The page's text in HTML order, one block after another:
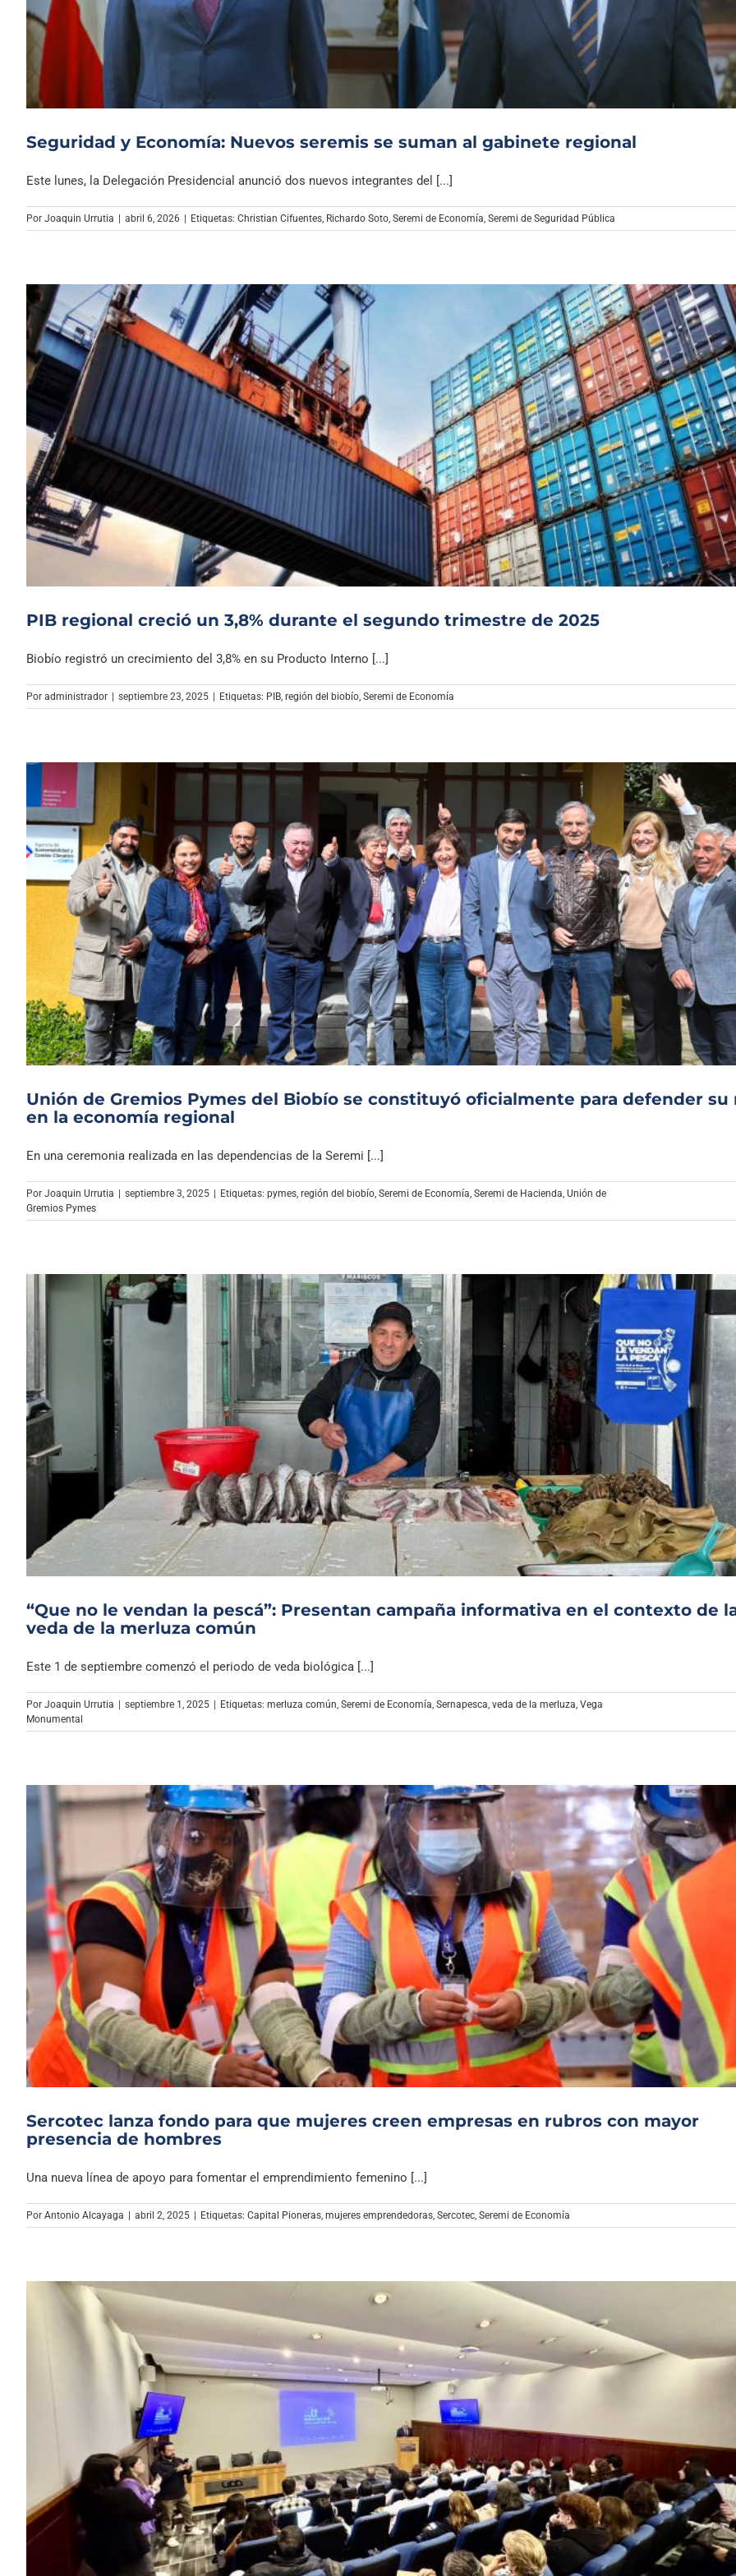
Archivo Sonoro
Seguridad y Economía: Nuevos seremis se suman al gabinete regional
Este lunes, la Delegación Presidencial anunció dos nuevos integrantes del [...]
Por Joaquin Urrutia abril 6, 2026 Etiquetas: Christian Cifuentes, Richardo Soto, Seremi de Economía, Seremi de Seguridad Pública
PIB regional creció un 3,8% durante el segundo trimestre de 2025
Biobío registró un crecimiento del 3,8% en su Producto Interno [...]
Por administrador septiembre 23, 2025 Etiquetas: PIB, región del biobío, Seremi de Economía
Unión de Gremios Pymes del Biobío se constituyó oficialmente para defender su
en la economía regional
En una ceremonia realizada en las dependencias de la Seremi [...]
Por Joaquin Urrutia | septiembre 3, 2025 | Etiquetas: pymes región del biobío Seremi de Economía Seremi de Hacienda Unión de
Gremios Pymes
“Que no le vendan la pescá”: Presentan campaña informativa en el contexto de
veda de la merluza común
Este 1 de septiembre comenzó el periodo de veda biológica [...]
Por Joaquin Urrutia | septiembre 1, 2025 | Etiquetas: merluza común Seremi de Economía Sernapesca veda de la merluza Vega
Monumental
Sercotec lanza fondo para que mujeres creen empresas en rubros con mayor
presencia de hombres
Una nueva línea de apoyo para fomentar el emprendimiento femenino [...]
Por Antonio Alcayaga abril 2, 2025 Etiquetas: Capital Pioneras, mujeres emprendedoras, Sercotec, Seremi de Economía